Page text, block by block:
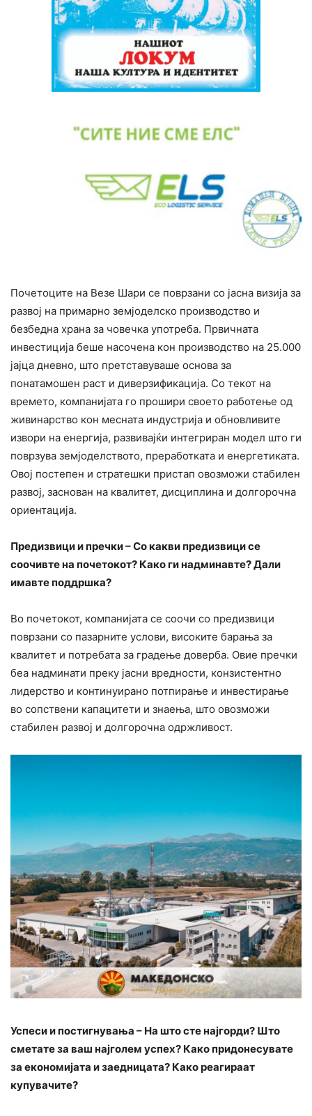
Почетоците на Везе Шари се поврзани со јасна визија за
развој на примарно земјоделско производство и
безбедна храна за човечка употреба. Првичната
инвестиција беше насочена кон производство на 25.000
јајца дневно, што претставуваше основа за
понатамошен раст и диверзификација. Со текот на
времето, компанијата го прошири своето работење од
живинарство кон месната индустрија и обновливите
извори на енергија, развивајќи интегриран модел што ги
поврзува земјоделството, преработката и енергетиката.
Овој постепен и стратешки пристап овозможи стабилен
развој, заснован на квалитет, дисциплина и долгорочна
ориентација.
Предизвици и пречки – Со какви предизвици се
соочивте на почетокот? Како ги надминавте? Дали
имавте поддршка?
Во почетокот, компанијата се соочи со предизвици
поврзани со пазарните услови, високите барања за
квалитет и потребата за градење доверба. Овие пречки
беа надминати преку јасни вредности, конзистентно
лидерство и континуирано потпирање и инвестирање
во сопствени капацитети и знаења, што овозможи
стабилен развој и долгорочна одржливост.
Успеси и постигнувања – На што сте најгорди? Што
сметате за ваш најголем успех? Како придонесувате
за економијата и заедницата? Како реагираат
купувачите?